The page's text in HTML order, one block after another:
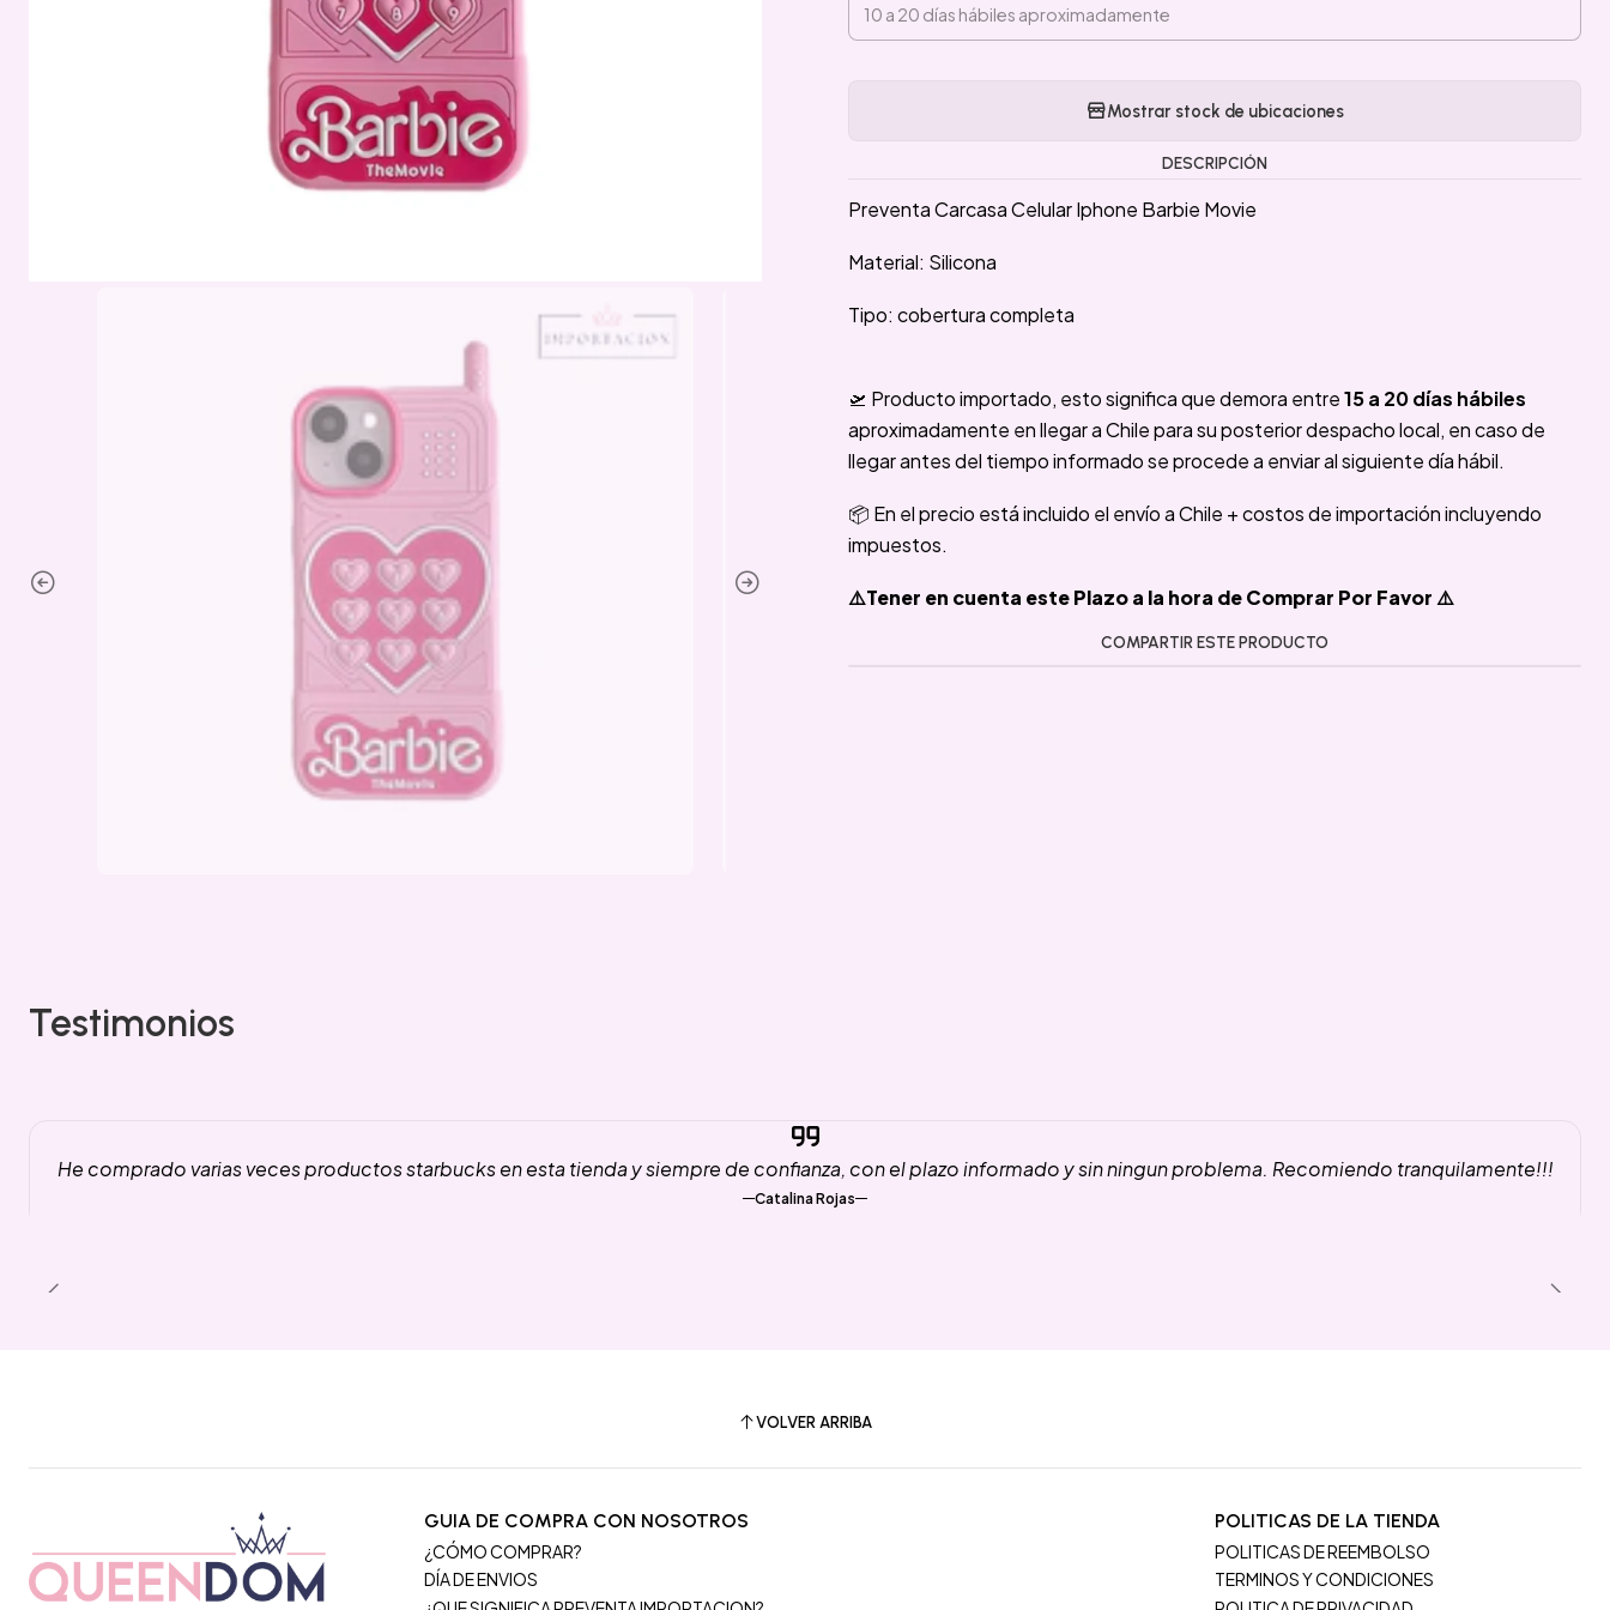
Mostrar stock de ubicaciones
DESCRIPCIÓN
Preventa Carcasa Celular Iphone Barbie Movie
Material: Silicona
Tipo: cobertura completa
🛫 Producto importado, esto significa que demora entre15 a 20 días hábiles
aproximadamente en llegar a Chile para su posterior despacho local, en caso de
llegar antes del tiempo informado se procede a enviar al siguiente día hábil.
📦 En el precio está incluido el envío a Chile + costos de importación incluyendo
impuestos.
⚠️Tener en cuenta este Plazo a la hora de Comprar Por Favor ⚠️
COMPARTIR ESTE PRODUCTO
Testimonios
He comprado varias veces productos starbucks en esta tienda y siempre de confianza, con el plazo informado y sin ningun problema. Recomiendo tranquilamente!!!
Catalina Rojas
VOLVER ARRIBA
GUIA DE COMPRA CON NOSOTROS
¿CÓMO COMPRAR?
DÍA DE ENVIOS
POLITICAS DE LA TIENDA
POLITICAS DE REEMBOLSO
TERMINOS Y CONDICIONES